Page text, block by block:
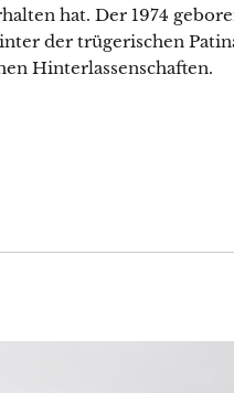
hat. Der 1974
der trügerischen
Hinterlassenschaften.